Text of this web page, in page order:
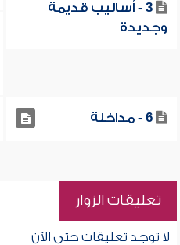
3 - أساليب قديمة
وجديدة
6 - مداخلة
تعليقات الزوار
لا توجد تعليقات حتى الآن